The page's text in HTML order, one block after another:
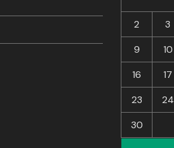
2
3
9
10
16
17
23
24
30